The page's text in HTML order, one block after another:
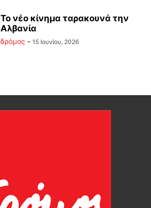
Το νέο κίνημα ταρακουνά την
Αλβανία
δρόμος - 15 Ιουνίου, 2026